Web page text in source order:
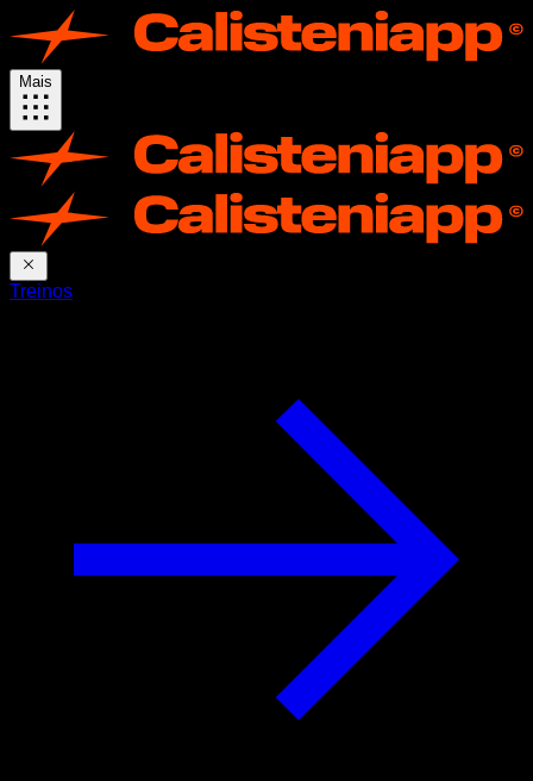
Mais
Treinos